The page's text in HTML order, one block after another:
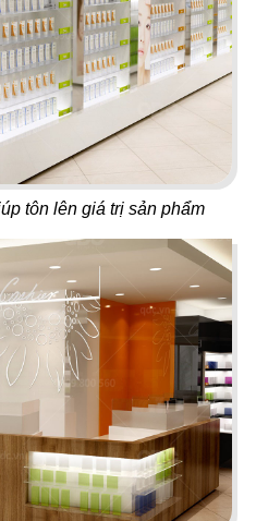
tôn lên giá trị sản phẩm
Nhà hàng Âu
12
MASHA & THE BEAR
Buffet
14
CK PIZZA
Nhà hàng Âu